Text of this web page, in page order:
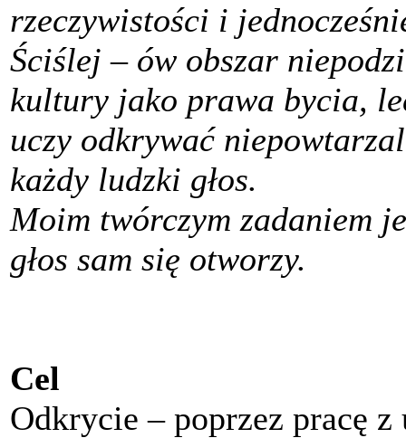
rzeczywistości i
Ściślej – ów obszar
kultury jako prawa bycia,
uczy odkrywać
każdy ludzki głos.
Moim twórczym zadaniem
głos sam się otworzy.
Cel
Odkrycie – poprzez pracę